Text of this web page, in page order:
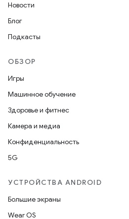
Новости
Блог
Подкасты
ОБЗОР
Игры
Машинное обучение
Здоровье и фитнес
Камера и медиа
Конфиденциальность
5G
УСТРОЙСТВА ANDROID
Большие экраны
Wear OS